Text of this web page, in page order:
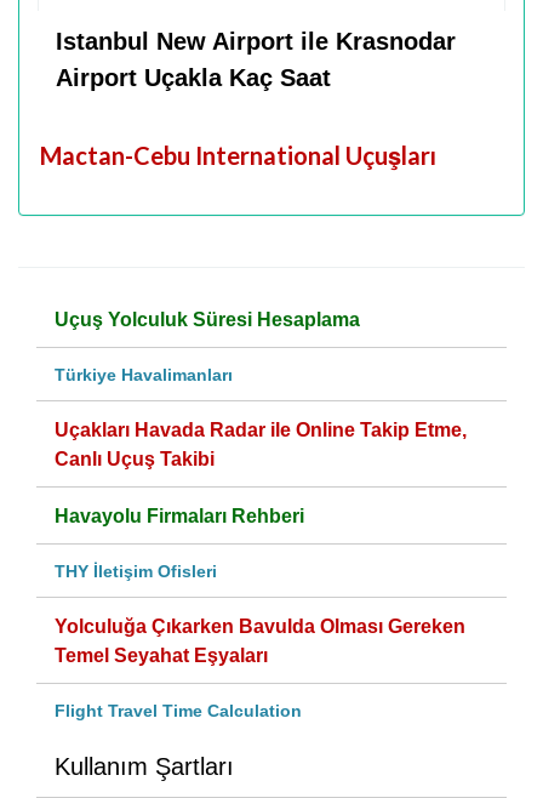
Istanbul New Airport ile Krasnodar
Airport Uçakla Kaç Saat
Mactan-Cebu International Uçuşları
Uçuş Yolculuk Süresi Hesaplama
Türkiye Havalimanları
Uçakları Havada Radar ile Online Takip Etme,
Canlı Uçuş Takibi
Havayolu Firmaları Rehberi
THY İletişim Ofisleri
Yolculuğa Çıkarken Bavulda Olması Gereken
Temel Seyahat Eşyaları
Flight Travel Time Calculation
Kullanım Şartları